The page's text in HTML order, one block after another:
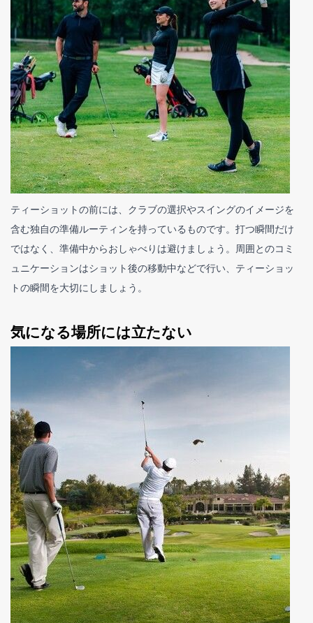
ティーショットの前には、クラブの選択やスイングのイメージを
含む独自の準備ルーティンを持っているものです。打つ瞬間だけ
ではなく、準備中からおしゃべりは避けましょう。周囲とのコミ
ュニケーションはショット後の移動中などで行い、ティーショッ
トの瞬間を大切にしましょう。
気になる場所には立たない